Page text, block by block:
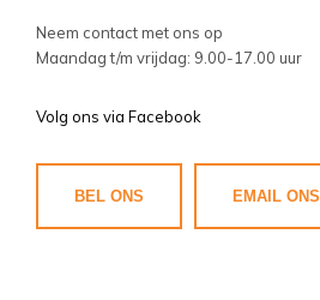
Neem contact met ons op
Maandag t/m vrijdag: 9.00-17.00 uur
Volg ons via Facebook
BEL ONS EMAIL ONS